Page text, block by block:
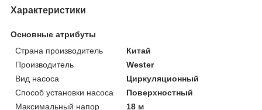
Характеристики
Основные атрибуты
Страна производитель
Китай
Производитель
Wester
Вид насоса
Циркуляционный
Способ установки насоса
Поверхностный
Максимальный напор
18 м